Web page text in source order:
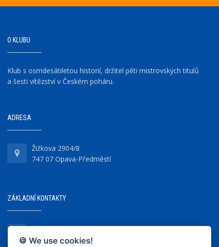
O KLUBU
Klub s osmdesátiletou historií, držitel pěti mistrovských titulů
a šesti vítězství v Českém poháru.
ADRESA
Žižkova 2904/8
747 07 Opava-Předměstí
ZÁKLADNÍ KONTAKTY
+420 737 218 679
🍪 We use cookies!